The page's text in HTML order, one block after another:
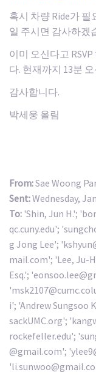
혹시 차량 Ride가
일 주시면 감사하겠
이미 오신다고
다. 현재까지 13분
감사합니다.
박세웅 올림
From:Sae Woong
Sent:Wednesday,
To: 'Shin, Jun H.';
qc.cuny.edu';
g Jong Lee';
mail.com'; 'Lee, Ju-
Esq.';
i'; 'Andrew Sungsoo
sackUMC.org';
rockefeller.edu';
@gmail.com';